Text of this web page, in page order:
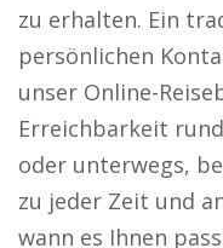
zu erhalten. Ein
persönlichen
unser Online-
Erreichbarkeit
oder unterwegs,
zu jeder Zeit und
wann es Ihnen